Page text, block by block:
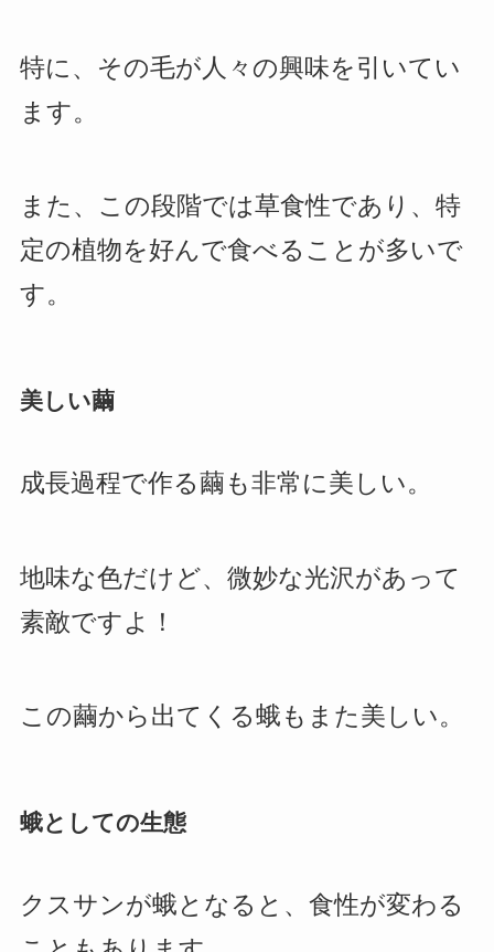
特に、その毛が人々の興味を引いてい
ます。
また、この段階では草食性であり、特
定の植物を好んで食べることが多いで
す。
美しい繭
成長過程で作る繭も非常に美しい。
地味な色だけど、微妙な光沢があって
素敵ですよ！
この繭から出てくる蛾もまた美しい。
蛾としての生態
クスサンが蛾となると、食性が変わる